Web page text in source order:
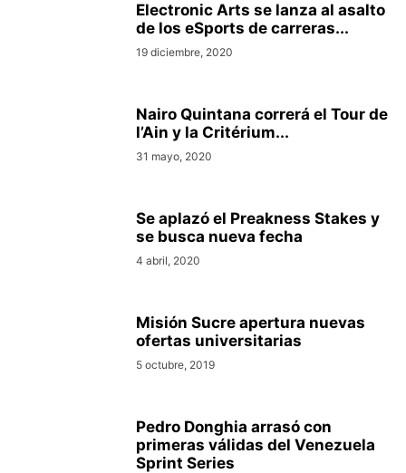
Electronic Arts se lanza al asalto
de los eSports de carreras...
19 diciembre, 2020
Nairo Quintana correrá el Tour de
l’Ain y la Critérium...
31 mayo, 2020
Se aplazó el Preakness Stakes y
se busca nueva fecha
4 abril, 2020
Misión Sucre apertura nuevas
ofertas universitarias
5 octubre, 2019
Pedro Donghia arrasó con
primeras válidas del Venezuela
Sprint Series